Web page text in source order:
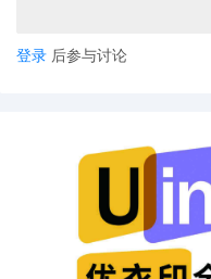
登录 后参与讨论